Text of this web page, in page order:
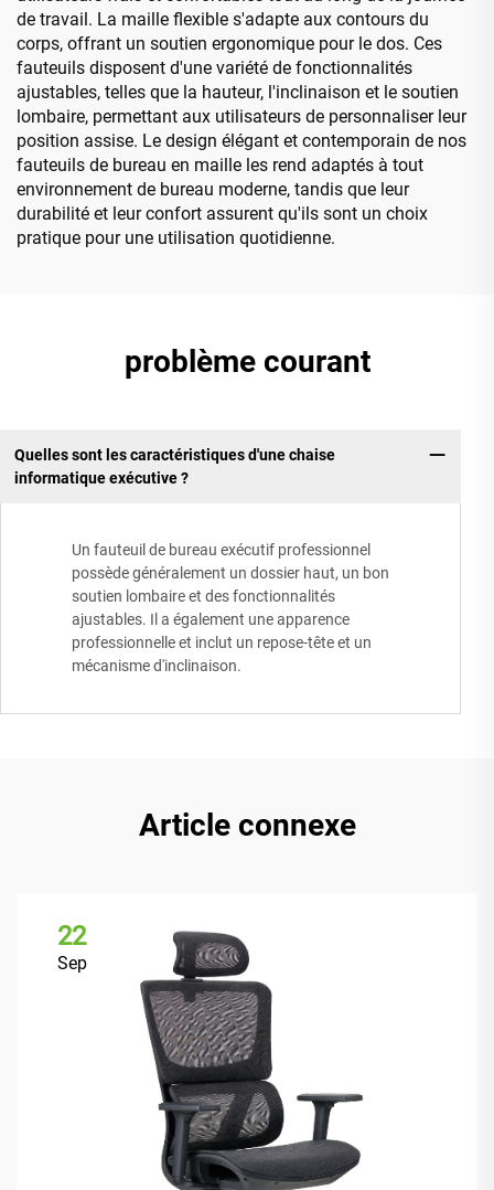
de travail. La maille flexible s'adapte aux contours du
corps, offrant un soutien ergonomique pour le dos. Ces
fauteuils disposent d'une variété de fonctionnalités
ajustables, telles que la hauteur, l'inclinaison et le soutien
lombaire, permettant aux utilisateurs de personnaliser leur
position assise. Le design élégant et contemporain de nos
fauteuils de bureau en maille les rend adaptés à tout
environnement de bureau moderne, tandis que leur
durabilité et leur confort assurent qu'ils sont un choix
pratique pour une utilisation quotidienne.
problème courant
Quelles sont les caractéristiques d'une chaise
informatique exécutive ?
Un fauteuil de bureau exécutif professionnel
possède généralement un dossier haut, un bon
soutien lombaire et des fonctionnalités
ajustables. Il a également une apparence
professionnelle et inclut un repose-tête et un
mécanisme d'inclinaison.
Article connexe
22
Sep